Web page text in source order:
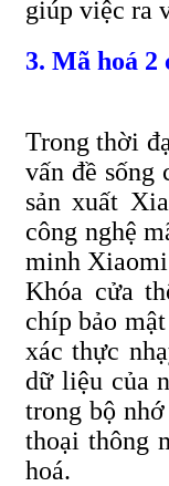
giúp việc ra
3. Mã hoá 2
Trong thời
vấn đề sống
sản xuất
công nghệ
minh
Khóa cửa
chíp bảo
xác thực
dữ liệu của
trong bộ
thoại thông
hoá.